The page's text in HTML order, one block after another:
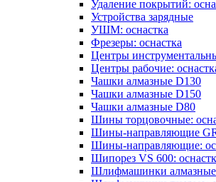
Удаление покрытий:
Устройства зарядные
УШМ: оснастка
Фрезеры: оснастка
Центры
Центры рабочие:
Чашки алмазные D130
Чашки алмазные D150
Чашки алмазные D80
Шины торцовочные:
Шины-направляющие
Шины-направляющие:
Шипорез VS 600:
Шлифмашинки алмазные: